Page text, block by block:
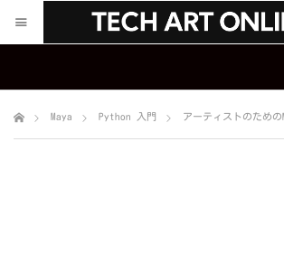
Maya Python 入門 アーティストのためのMaya Python入門 第９